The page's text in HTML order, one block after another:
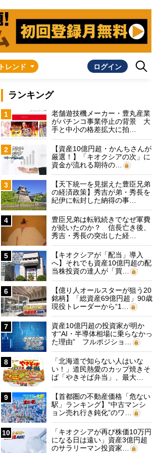
トレンド ログイン
ランキング
1
老舗遊技機メーカー・豊丸産業
がパチンコ事業停止の背景 大
手と中小の格差拡大に拍…
2
【資産10億円超・かんちさんが
厳選！】「キオクシアの次」に
資金が流れる期待の…
3
【天下統一を見据えた豊臣兄弟
の経済政策】秀吉が弟・秀長を
紀伊に転封した納得の事…
4
豊臣兄弟は転戦続きでなぜ軍費
が続いたのか？ 信長亡き後、
秀吉・秀長の突出した経…
5
【キオクシアが「配当」導入
へ】それでも資産10億円超の配
当株投資の達人が「買…
6
【億り人オールスターが狙う20
銘柄】「総資産69億円超」90歳
現役トレーダーから“1…
7
資産10億円超の投資家が明か
す“AI・半導体相場に乗らなかっ
た理由” フルポジショ…
8
「北海道で知らない人はいな
い！」道民熱愛のカップ焼きそ
ば「やきそば弁当」、最大…
9
【首都圏の不動産価格「危ない
駅」ランキング】“中古マンシ
ョン売れ行き鈍化”のワ…
10
「キオクシアが再び株価10万円
になる日は遠い」資産3億円超
のサラリーマン投資家…